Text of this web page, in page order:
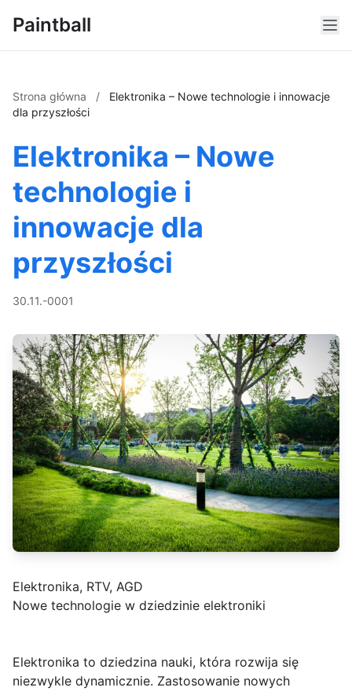
Paintball
Strona główna /
Elektronika – Nowe technologie i innowacje
dla przyszłości
Elektronika – Nowe
technologie i
innowacje dla
przyszłości
30.11.-0001
Elektronika, RTV, AGD
Nowe technologie w dziedzinie elektroniki
Elektronika to dziedzina nauki, która rozwija się
niezwykle dynamicznie. Zastosowanie nowych